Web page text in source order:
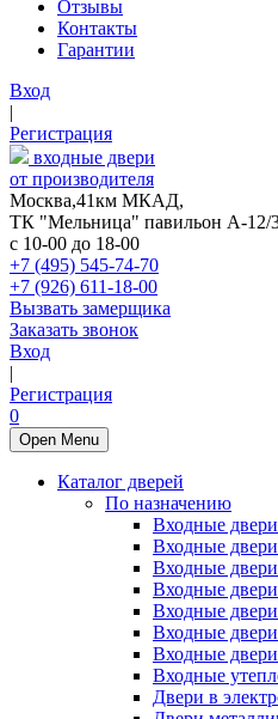
Отзывы
Контакты
Гарантии
Вход
|
Регистрация
входные двери
от производителя
Москва,41км МКАД,
ТК "Мельница" павильон А-12/
с 10-00 до 18-00
+7 (495) 545-74-70
+7 (926) 611-18-00
Вызвать замерщика
Заказать звонок
Вход
|
Регистрация
0
Open Menu
Каталог дверей
По назначению
Входные
Входные
Входные
Входные двери
Входные
Входные
Входные
Входные
Двери в